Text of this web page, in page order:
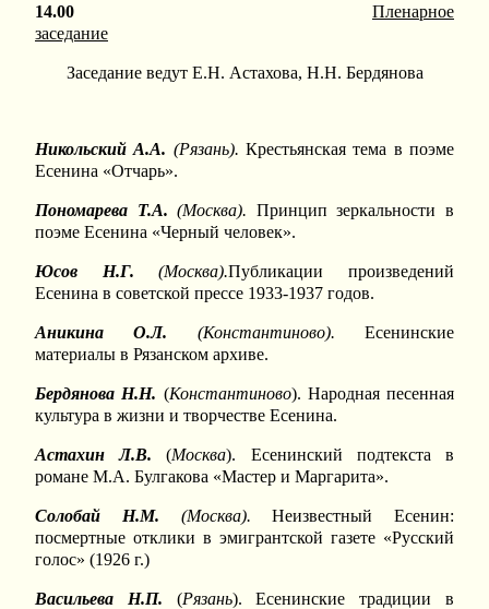
14.00 Пленарное
заседание
Заседание ведут Е.Н. Астахова, Н.Н. Бердянова
Никольский А.А. (Рязань). Крестьянская тема в поэме
Есенина «Отчарь».
Пономарева Т.А.(Москва). Принцип зеркальности в
поэме Есенина «Черный человек».
Юсов Н.Г.(Москва).Публикации произведений
Есенина в советской прессе 1933-1937 годов.
Аникина О.Л. (Константиново). Есенинские
материалы в Рязанском архиве.
Бердянова Н.Н. (Константиново). Народная песенная
культура в жизни и творчестве Есенина.
Астахин Л.В. (Москва). Есенинский подтекста в
романе М.А. Булгакова «Мастер и Маргарита».
Солобай Н.М. (Москва).Неизвестный Есенин:
посмертные отклики в эмигрантской газете «Русский
голос» (1926 г.)
Васильева Н.П. (Рязань). Есенинские традиции в